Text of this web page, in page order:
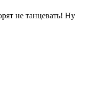
не танцевать! Ну